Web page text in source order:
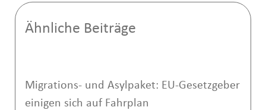
Ähnliche Beiträge
Migrations- und Asylpaket: EU-Gesetzgeber
einigen sich auf Fahrplan